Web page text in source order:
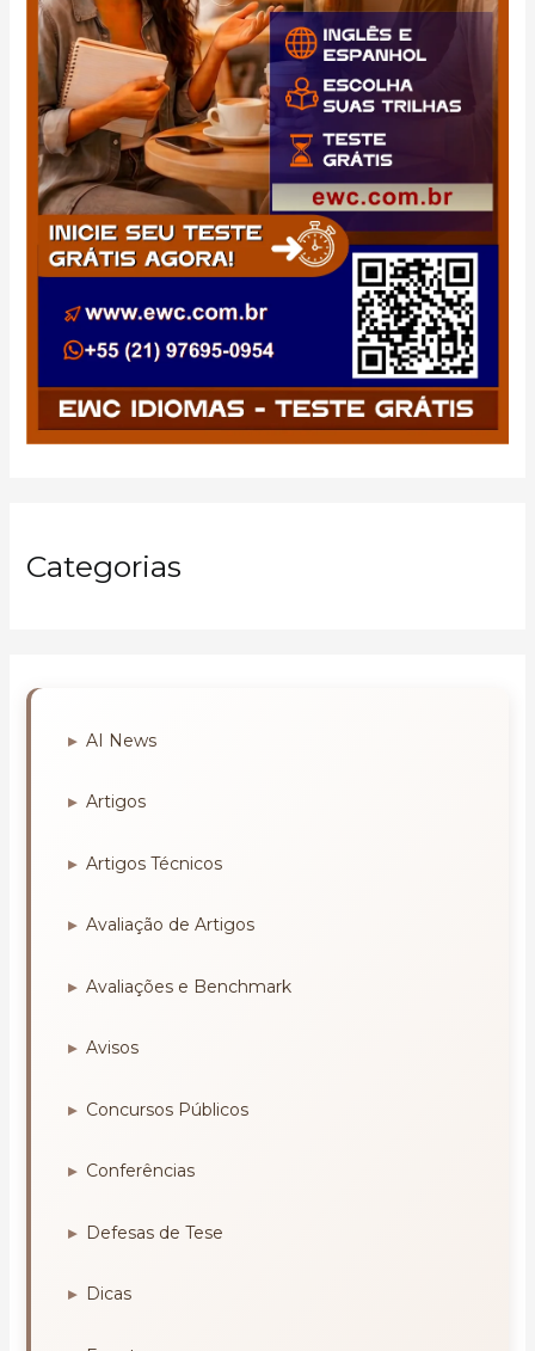
Categorias
AI News
Artigos
Artigos Técnicos
Avaliação de Artigos
Avaliações e Benchmark
Avisos
Concursos Públicos
Conferências
Defesas de Tese
Dicas